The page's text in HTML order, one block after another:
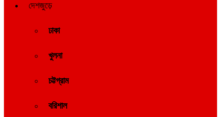
দেশজুড়ে
ঢাকা
খুলনা
চট্টগ্রাম
বরিশাল